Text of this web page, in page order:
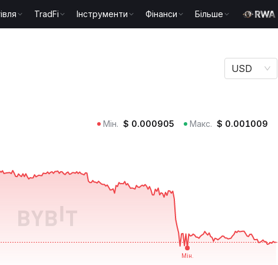
TradFi Інструменти Фінанси Більше
USD
Мін. $ 0.000905 Макс. $ 0.001009